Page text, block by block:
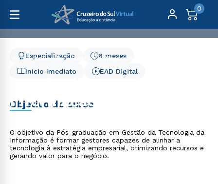
0
Pós-Graduação
Gestão e Negócios
Gestão da Tecnologia da Informação - 6 meses
Informação - 6 meses
Início Imediato
6 meses
Especialização
EAD Digital
Objetivo do curso
O objetivo da Pós-graduação em Gestão da Tecnologia da
Informação é formar gestores capazes de alinhar a
tecnologia à estratégia empresarial, otimizando recursos e
gerando valor para o negócio.